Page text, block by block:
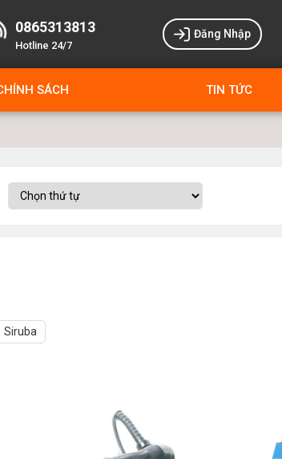
0865313813
Hotline 24/7
Đăng Nhập
SÁCH TIN TỨC
Siruba